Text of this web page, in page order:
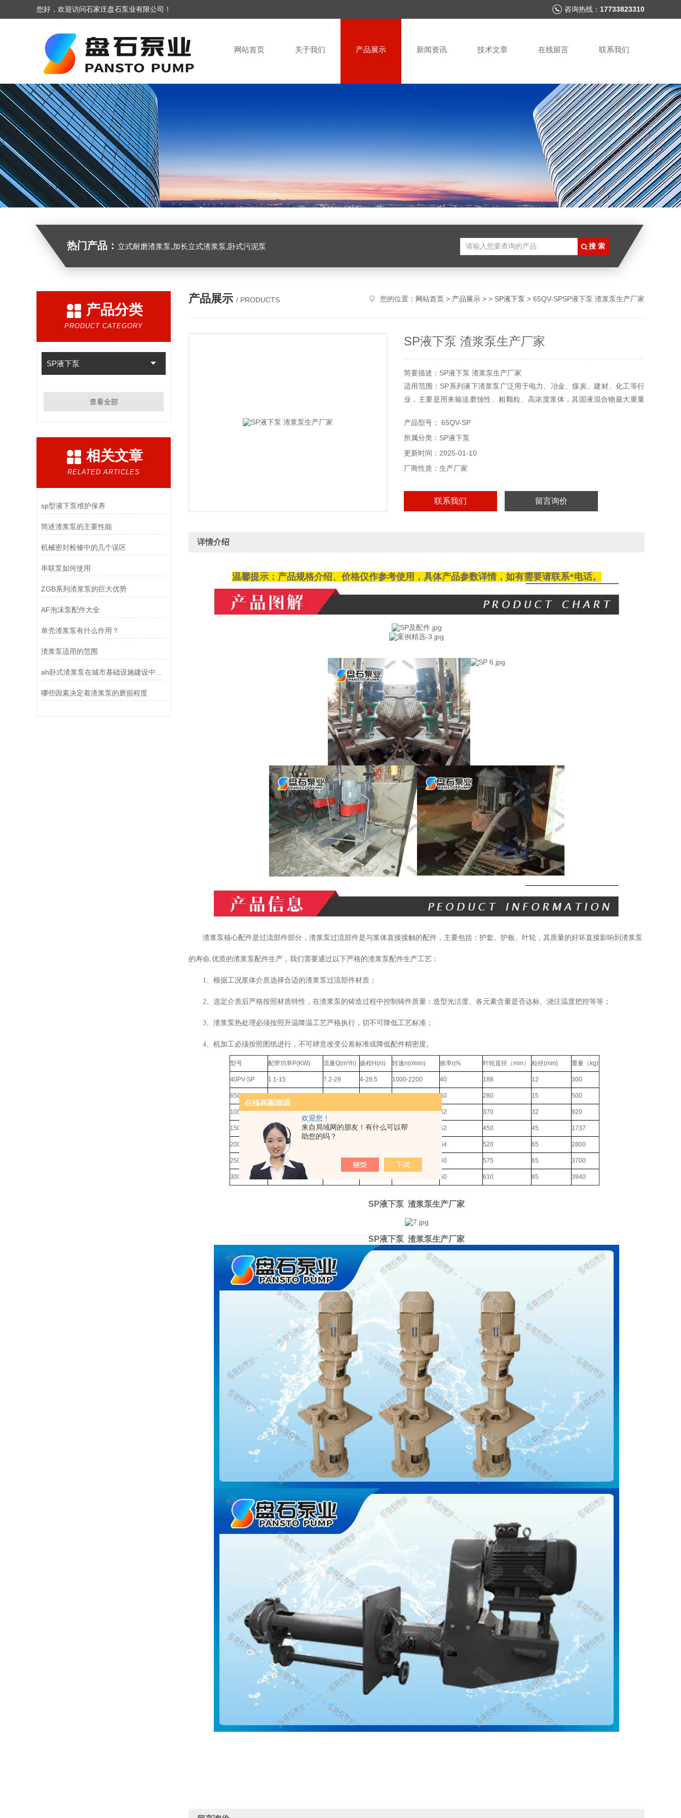
欢迎您！
来自局域网的朋友！有什么可以帮
助您的吗？
您好，欢迎访问石家庄盘石泵业有限公司！ 咨询热线： 17733823310
网站首页 关于我们 产品展示 新闻资讯 技术文章 在线留言 联系我们
热门产品： 立式耐磨渣浆泵,加长立式渣浆泵,卧式污泥泵
产品分类
PRODUCT CATEGORY
SP液下泵
查看全部
相关文章
RELATED ARTICLES
sp型液下泵维护保养
简述渣浆泵的主要性能
机械密封检修中的几个误区
串联泵如何使用
ZGB系列渣浆泵的巨大优势
AF泡沫泵配件大全
单壳渣浆泵有什么作用？
渣浆泵适用的范围
哪些因素决定着渣浆泵的磨损程度
产品展示 / PRODUCTS 您的位置： 网站首页 > 产品展示 > > SP液下泵 > 65QV-SPSP液下泵 渣浆泵生产厂家
SP液下泵 渣浆泵生产厂家
简要描述：SP液下泵 渣浆泵生产厂家
适用范围：SP系列液下渣浆泵广泛用于电力、冶金、煤炭、建材、化工等行
业，主要是用来输送磨蚀性、粗颗粒、高浓度浆体，其固液混合物最大重量
轴封水。
产品型号： 65QV-SP
所属分类：SP液下泵
更新时间：2025-01-10
厂商性质：生产厂家
联系我们 留言询价
详情介绍
温馨提示：产品规格介绍、价格仅作参考使用，具体产品参数详情，如有需要请联系*电话。
渣浆泵核心配件是过流部件部分，渣浆泵过流部件是与浆体直接接触的配件，主要包括：护套、护板、叶轮，其质量的好坏直接影响到渣浆泵
的寿命,优质的渣浆泵配件生产，我们需要通过以下严格的渣浆泵配件生产工艺：
1、根据工况浆体介质选择合适的渣浆泵过流部件材质；
2、选定介质后严格按照材质特性，在渣浆泵的铸造过程中控制铸件质量：造型光洁度、各元素含量是否达标、浇注温度把控等等；
3、渣浆泵热处理必须按照升温降温工艺严格执行，切不可降低工艺标准；
4、机加工必须按照图纸进行，不可肆意改变公差标准或降低配件精密度。
型号 配带功率P(KW) 流量Q(m³/h) 扬程H(m) 转速n(r/min) 效率η% 叶轮直径（mm） 粒径(mm) 重量（kg)
40PV-SP 1.1-15 7.2-29 4-28.5 1000-2200 40 188 12 300
65QV-SP 60 280 15 500
100RV-SP 5.5-75 40-289 5-36 500-1200 62 370 32 920
150SV-SP 11-110 108-576 8.5-40 500-1000 52 450 45 1737
200SV-SP 15-110 64 520 65 2800
250TV-SP 18.5-200 7-33.5 400-750 60 575 65 3700
300TV-SP 22--200 50 610 65 3940
SP液下泵 渣浆泵生产厂家
SP液下泵 渣浆泵生产厂家